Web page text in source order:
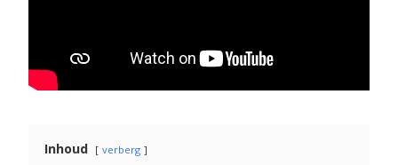
Inhoud verberg